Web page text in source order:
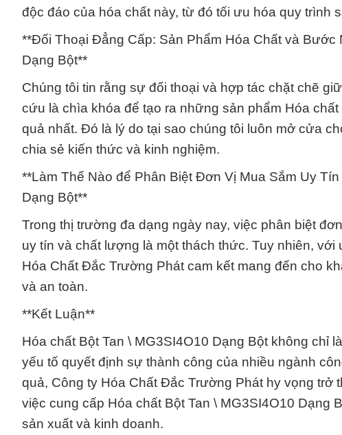
độc đáo của hóa chất này, từ đó tối ưu hóa quy trình
**Đối Thoại Đẳng Cấp: Sản Phẩm Hóa Chất và Bước
Dạng Bột**
Chúng tôi tin rằng sự đối thoại và hợp tác chặt chẽ
cứu là chìa khóa để tạo ra những sản phẩm Hóa
quả nhất. Đó là lý do tại sao chúng tôi luôn mở cửa
chia sẻ kiến thức và kinh nghiệm.
**Làm Thế Nào để Phân Biệt Đơn Vị Mua Sắm Uy
Dạng Bột**
Trong thị trường đa dạng ngày nay, việc phân biệt
uy tín và chất lượng là một thách thức. Tuy nhiên,
Hóa Chất Đắc Trường Phát cam kết mang đến cho
và an toàn.
**Kết Luận**
Hóa chất Bột Tan \ MG3SI4O10 Dạng Bột không chỉ
yếu tố quyết định sự thành công của nhiều ngành
quả, Công ty Hóa Chất Đắc Trường Phát hy vọng trở
việc cung cấp Hóa chất Bột Tan \ MG3SI4O10
sản xuất và kinh doanh.